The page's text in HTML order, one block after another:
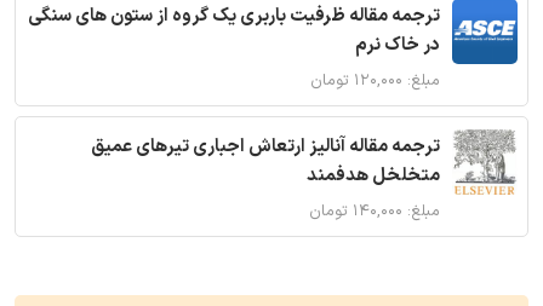
ترجمه مقاله ظرفیت باربری یک گروه از ستون های سنگی
در خاک نرم
مبلغ: ۱۲۰,۰۰۰ تومان
ترجمه مقاله آنالیز ارتعاش اجباری تیرهای عمیق
متخلخل هدفمند
مبلغ: ۱۴۰,۰۰۰ تومان